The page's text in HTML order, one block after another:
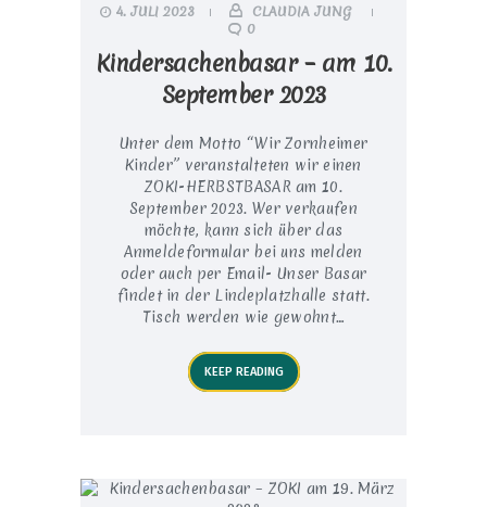
4. JULI 2023
CLAUDIA JUNG
0
Kindersachenbasar – am 10.
September 2023
Unter dem Motto “Wir Zornheimer
Kinder” veranstalteten wir einen
ZOKI-HERBSTBASAR am 10.
September 2023. Wer verkaufen
möchte, kann sich über das
Anmeldeformular bei uns melden
oder auch per Email- Unser Basar
findet in der Lindeplatzhalle statt.
Tisch werden wie gewohnt…
KEEP READING